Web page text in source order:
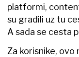
platformi,
su gradili uz tu
A sada se cesta
Za korisnike,